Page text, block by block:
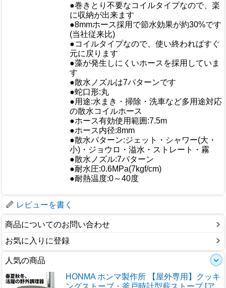
●巻きとり不要なコイルタイプなので、楽
に収納が出来ます
●8mmホース採用で節水効果が約30%です
(当社従来比)
●コイルタイプなので、使い終わればすぐ
元に戻ります
●藻が発生しにくいホースを採用していま
す
●散水ノズルは7パターンです
●蛇口形:丸
●用途:水まき・掃除・洗車など多用途対応
の散水コイルホース
●ホース有効使用範囲:7.5m
●ホース内径:8mm
●散水パターン:ジェット・シャワー(大・
小)・ジョウロ・溢水・ストレート・霧
●散水ノズル:7パターン
●耐水圧:0.6MPa(7kgf/cm)
●耐熱温度:0～40度
レビューを書く
商品についてのお問い合わせ
お気に入りに登録
人気の商品
HONMA ホンマ製作所 【屋外専用】クッキ
ングストーブ・釜戸時計型薪ストーブ [ア